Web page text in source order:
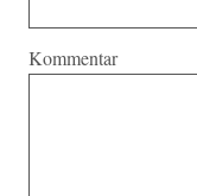
Kommentar